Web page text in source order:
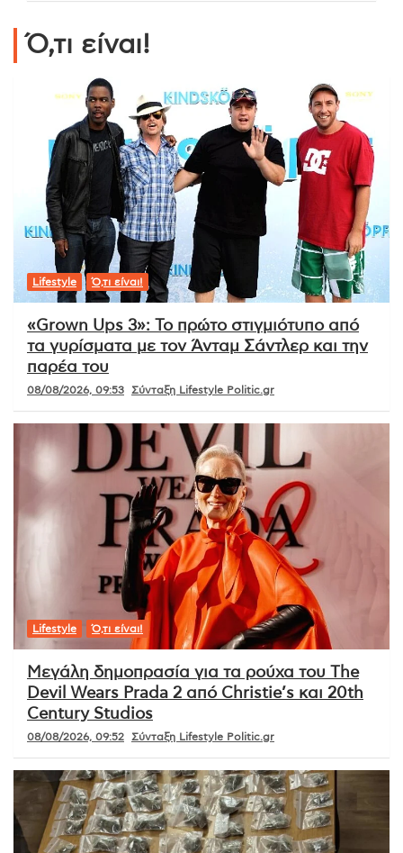
Ό,τι είναι!
Lifestyle Ό,τι είναι!
«Grown Ups 3»: Το πρώτο στιγμιότυπο από
τα γυρίσματα με τον Άνταμ Σάντλερ και την
παρέα του
08/08/2026, 09:53 Σύνταξη Lifestyle Politic.gr
Lifestyle Ό,τι είναι!
Μεγάλη δημοπρασία για τα ρούχα του The
Devil Wears Prada 2 από Christie’s και 20th
Century Studios
08/08/2026, 09:52 Σύνταξη Lifestyle Politic.gr